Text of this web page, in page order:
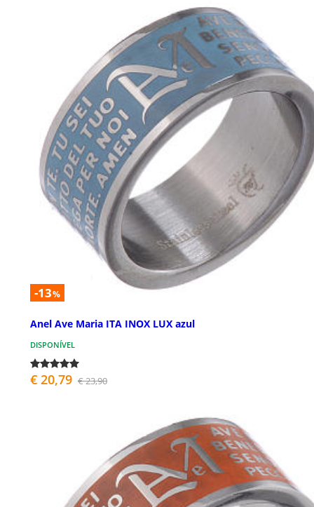
-13%
Anel Ave Maria ITA INOX LUX azul
DISPONÍVEL
€ 20,79 € 23,90